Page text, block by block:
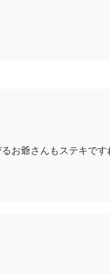
お爺さんもステキです